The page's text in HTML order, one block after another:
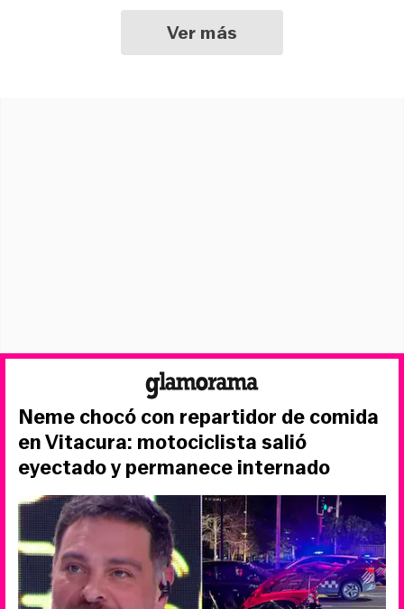
Ver más
Neme chocó con repartidor de comida
en Vitacura: motociclista salió
eyectado y permanece internado